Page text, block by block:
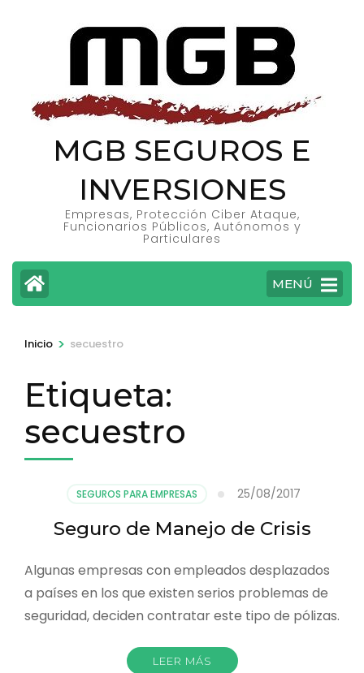
MGB SEGUROS E
INVERSIONES
Empresas, Protección Ciber Ataque,
Funcionarios Públicos, Autónomos y
Particulares
MENÚ
Inicio > secuestro
Etiqueta:
secuestro
SEGUROS PARA EMPRESAS 25/08/2017
Seguro de Manejo de Crisis
Algunas empresas con empleados desplazados
a países en los que existen serios problemas de
seguridad, deciden contratar este tipo de pólizas.
LEER MÁS